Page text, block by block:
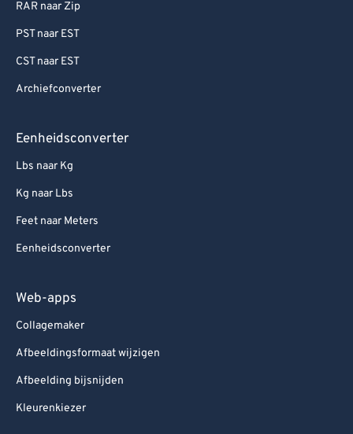
RAR naar Zip
PST naar EST
CST naar EST
Archiefconverter
Eenheidsconverter
Lbs naar Kg
Kg naar Lbs
Feet naar Meters
Eenheidsconverter
Web-apps
Collagemaker
Afbeeldingsformaat wijzigen
Afbeelding bijsnijden
Kleurenkiezer